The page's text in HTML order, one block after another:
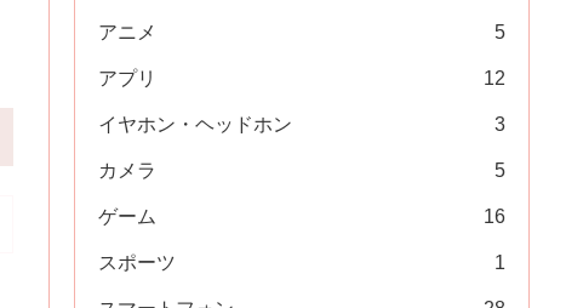
アニメ 5
アプリ 12
イヤホン・ヘッドホン 3
カメラ 5
ゲーム 16
スポーツ 1